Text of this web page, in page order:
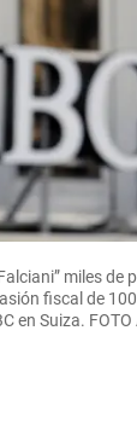
miles de
fiscal de
en Suiza. FOTO